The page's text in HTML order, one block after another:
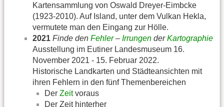
Kartensammlung von Oswald Dreyer-Eimbcke
(1923-2010). Auf Island, unter dem Vulkan Hekla,
vermutete man den Eingang zur Hölle.
2021 Finde den Fehler– Irrungen derKartographie
Ausstellung im Eutiner Landesmuseum 16.
November 2021 - 15. Februar 2022.
Historische Landkarten und Städteansichten mit
ihren Fehlern in den fünf Themenbereichen
Der Zeitvoraus
Der Zeit hinterher